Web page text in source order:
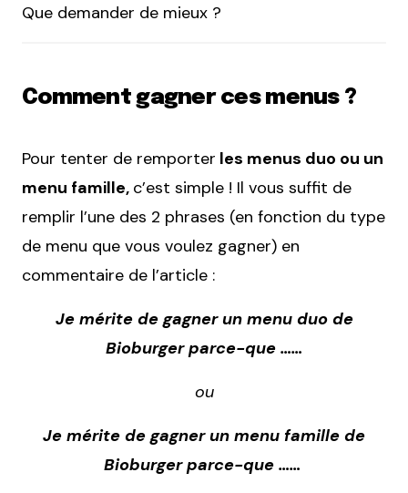
Que demander de mieux ?
Comment gagner ces menus ?
Pour tenter de remporter les menus duo ou un
menu famille, c’est simple ! Il vous suffit de
remplir l’une des 2 phrases (en fonction du type
de menu que vous voulez gagner) en
commentaire de l’article :
Je mérite de gagner un menu duo de
Bioburger parce-que ……
ou
Je mérite de gagner un menu famille de
Bioburger parce-que ……